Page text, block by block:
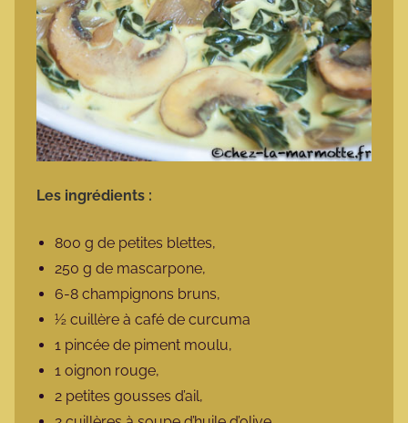
Les ingrédients :
800 g de petites blettes,
250 g de mascarpone,
6-8 champignons bruns,
½ cuillère à café de curcuma
1 pincée de piment moulu,
1 oignon rouge,
2 petites gousses d’ail,